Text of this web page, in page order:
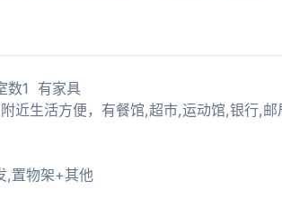
数1 有家具
近生活方便，有餐馆,超市,运动馆,银行,
,置物架+其他